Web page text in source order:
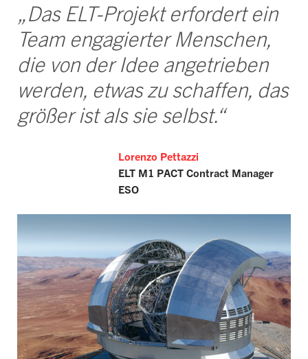
„Das ELT-Projekt erfordert ein
Team engagierter Menschen,
die von der Idee angetrieben
werden, etwas zu schaffen, das
größer ist als sie selbst.“
Lorenzo Pettazzi
ELT M1 PACT Contract Manager
ESO